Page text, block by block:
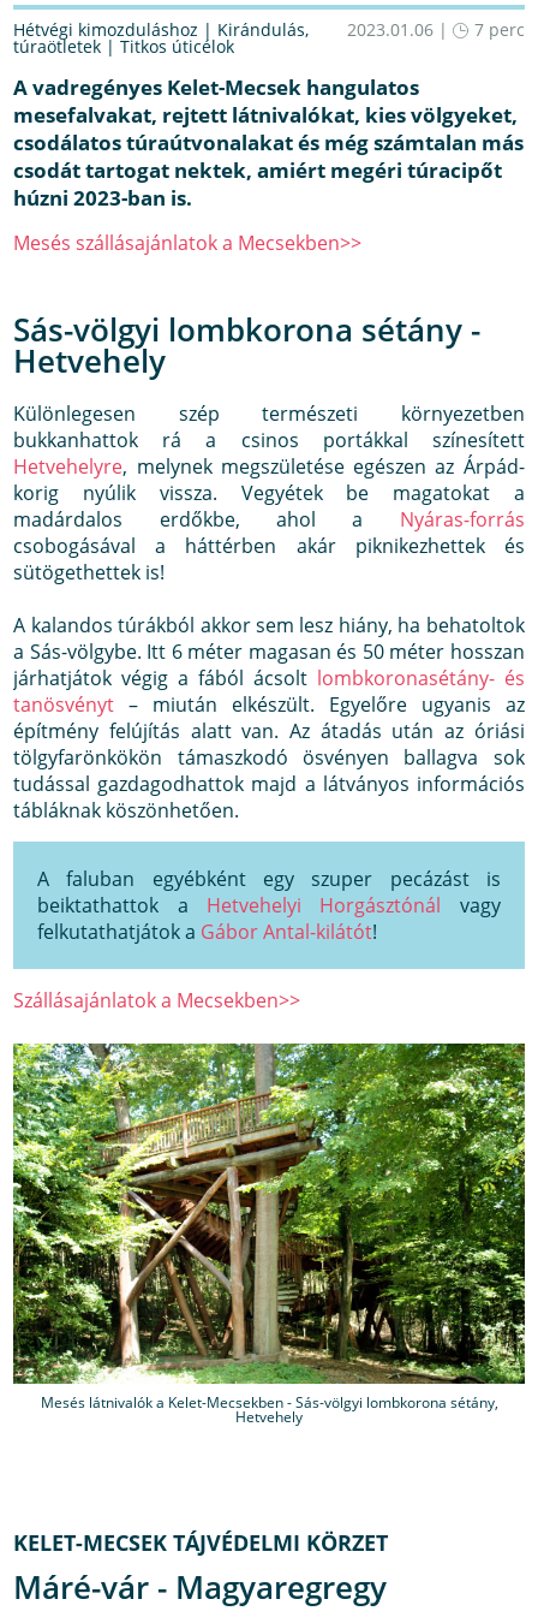
Hétvégi kimozduláshoz | Kirándulás,
túraötletek |Titkos úticélok
2023.01.06 | 7 perc
A vadregényes Kelet-Mecsek hangulatos
mesefalvakat, rejtett látnivalókat, kies völgyeket,
csodálatos túraútvonalakat és még számtalan más
csodát tartogat nektek, amiért megéri túracipőt
húzni 2023-ban is.
Mesés szállásajánlatok a Mecsekben>>
Sás-völgyi lombkorona sétány -
Hetvehely
Különlegesen szép természeti környezetben
bukkanhattok rá a csinos portákkal színesített
Hetvehelyre, melynek megszületése egészen az Árpád-
korig nyúlik vissza. Vegyétek be magatokat a
madárdalos erdőkbe, ahol a Nyáras-forrás
csobogásával a háttérben akár piknikezhettek és
sütögethettek is!
A kalandos túrákból akkor sem lesz hiány, ha behatoltok
a Sás-völgybe. Itt 6 méter magasan és 50 méter hosszan
járhatjátok végig a fából ácsolt lombkoronasétány- és
tanösvényt – miután elkészült. Egyelőre ugyanis az
építmény felújítás alatt van. Az átadás után az óriási
tölgyfarönkökön támaszkodó ösvényen ballagva sok
tudással gazdagodhattok majd a látványos információs
tábláknak köszönhetően.
A faluban egyébként egy szuper pecázást is
beiktathattok a Hetvehelyi Horgásztónál vagy
felkutathatjátok a Gábor Antal-kilátót!
Szállásajánlatok a Mecsekben>>
Mesés látnivalók a Kelet-Mecsekben - Sás-völgyi lombkorona sétány,
Hetvehely
KELET-MECSEK TÁJVÉDELMI KÖRZET
Máré-vár - Magyaregregy